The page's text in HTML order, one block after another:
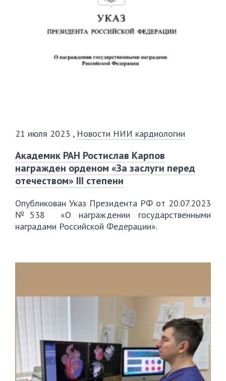
21 июля 2023 , Новости НИИ кардиологии
Академик РАН Ростислав Карпов
награжден орденом «За заслуги перед
отечеством» III степени
Опубликован Указ Президента РФ от 20.07.2023
№538 «О награждении государственными
наградами Российской Федерации».